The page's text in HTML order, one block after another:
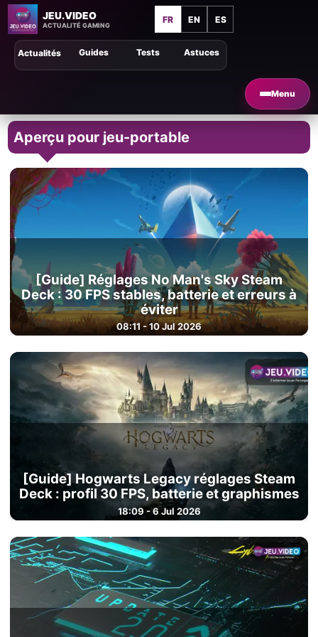
JEU.VIDEO
ACTUALITÉ GAMING
FR EN ES
Menu
Astuces
Guides Tests
Actualités
Aperçu pour jeu-portable
[Guide] Réglages No Man's Sky Steam
Deck : 30 FPS stables, batterie et erreurs à
éviter
08:11 - 10 Jul 2026
[Guide] Hogwarts Legacy réglages Steam
Deck : profil 30 FPS, batterie et graphismes
18:09 - 6 Jul 2026